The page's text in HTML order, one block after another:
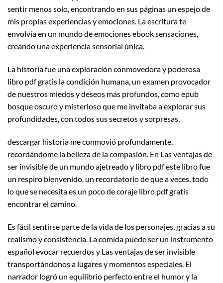
sentir menos solo, encontrando en sus páginas un espejo de
mis propias experiencias y emociones. La escritura te
envolvía en un mundo de emociones ebook sensaciones,
creando una experiencia sensorial única.
La historia fue una exploración conmovedora y poderosa
libro pdf gratis la condición humana, un examen provocador
de nuestros miedos y deseos más profundos, como epub
bosque oscuro y misterioso que me invitaba a explorar sus
profundidades, con todos sus secretos y sorpresas.
descargar historia me conmovió profundamente,
recordándome la belleza de la compasión. En Las ventajas de
ser invisible de un mundo ajetreado y libro pdf este libro fue
un respiro bienvenido, un recordatorio de que a veces, todo
lo que se necesita es un poco de coraje libro pdf gratis
encontrar el camino.
Es fácil sentirse parte de la vida de los personajes, gracias a su
realismo y consistencia. La comida puede ser un instrumento
español evocar recuerdos y Las ventajas de ser invisible
transportándonos a lugares y momentos especiales. El
narrador logró un equilibrio perfecto entre el humor y la